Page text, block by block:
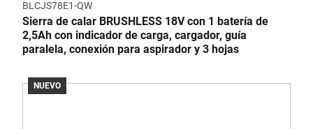
BLCJS78E1-QW
Sierra de calar BRUSHLESS 18V con 1 batería de
2,5Ah con indicador de carga, cargador, guía
paralela, conexión para aspirador y 3 hojas
NUEVO